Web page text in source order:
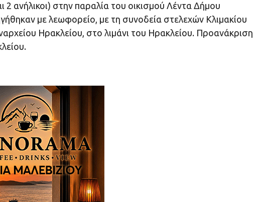
2 ανήλικοι) στην παραλία του οικισμού Λέντα Δήμου
με λεωφορείο, με τη συνοδεία στελεχών Κλιμακίου
Ηρακλείου, στο λιμάνι του Ηρακλείου. Προανάκριση